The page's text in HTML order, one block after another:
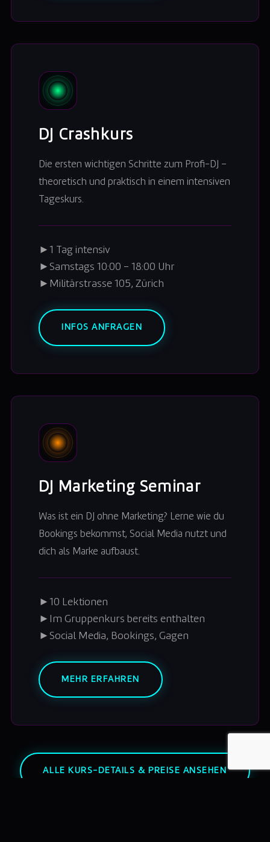
DJ Crashkurs
Die ersten wichtigen Schritte zum Profi-DJ –
theoretisch und praktisch in einem intensiven
Tageskurs.
► 1 Tag intensiv
► Samstags 10:00 – 18:00 Uhr
► Militärstrasse 105, Zürich
INFOS ANFRAGEN
DJ Marketing Seminar
Was ist ein DJ ohne Marketing? Lerne wie du
Bookings bekommst, Social Media nutzt und
dich als Marke aufbaust.
► 10 Lektionen
► Im Gruppenkurs bereits enthalten
► Social Media, Bookings, Gagen
MEHR ERFAHREN
ALLE KURS-DETAILS & PREISE ANSEHEN